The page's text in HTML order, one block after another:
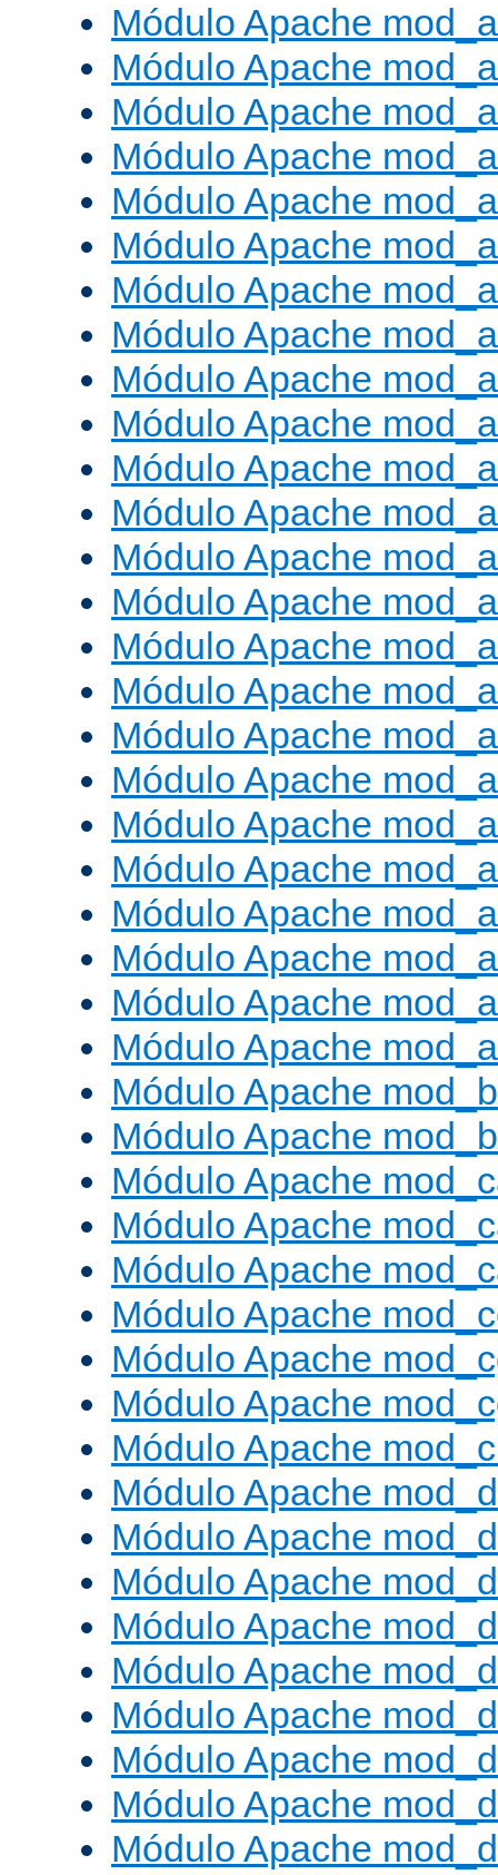
Módulo Apache
Módulo Apache
Módulo Apache
Módulo Apache
Módulo Apache
Módulo Apache
Módulo Apache
Módulo Apache
Módulo Apache
Módulo Apache
Módulo Apache
Módulo Apache
Módulo Apache
Módulo Apache
Módulo Apache
Módulo Apache
Módulo Apache
Módulo Apache
Módulo Apache
Módulo Apache
Módulo Apache
Módulo Apache
Módulo Apache
Módulo Apache
Módulo Apache
Módulo Apache
Módulo Apache
Módulo Apache
Módulo Apache
Módulo Apache
Módulo Apache
Módulo Apache
Módulo Apache
Módulo Apache
Módulo Apache
Módulo Apache
Módulo Apache
Módulo Apache
Módulo Apache
Módulo Apache
Módulo Apache
Módulo Apache